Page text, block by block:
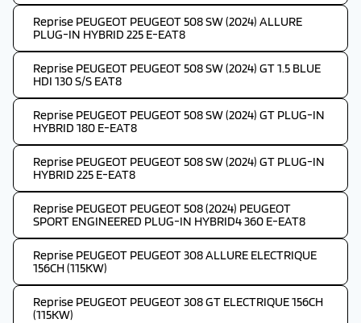
Reprise PEUGEOT PEUGEOT 508 SW (2024) ALLURE
PLUG-IN HYBRID 225 E-EAT8
Reprise PEUGEOT PEUGEOT 508 SW (2024) GT 1.5 BLUE
HDI 130 S/S EAT8
Reprise PEUGEOT PEUGEOT 508 SW (2024) GT PLUG-IN
HYBRID 180 E-EAT8
Reprise PEUGEOT PEUGEOT 508 SW (2024) GT PLUG-IN
HYBRID 225 E-EAT8
Reprise PEUGEOT PEUGEOT 508 (2024) PEUGEOT
SPORT ENGINEERED PLUG-IN HYBRID4 360 E-EAT8
Reprise PEUGEOT PEUGEOT 308 ALLURE ELECTRIQUE
156CH (115KW)
Reprise PEUGEOT PEUGEOT 308 GT ELECTRIQUE 156CH
(115KW)